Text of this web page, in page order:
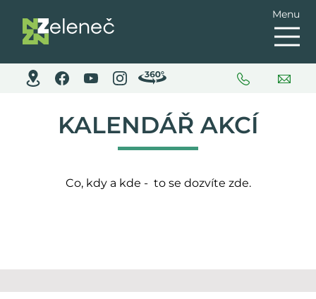
Menu
KALENDÁŘ AKCÍ
Co, kdy a kde - to se dozvíte zde.